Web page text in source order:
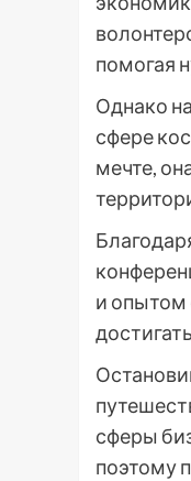
помогая
Однако
сфере
мечте,
и опытом
сферы
поэтому